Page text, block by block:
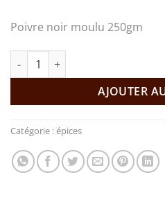
Poivre noir moulu 250gm
quantité de Poivre noir moulu
AJOUTER
Catégorie :épices